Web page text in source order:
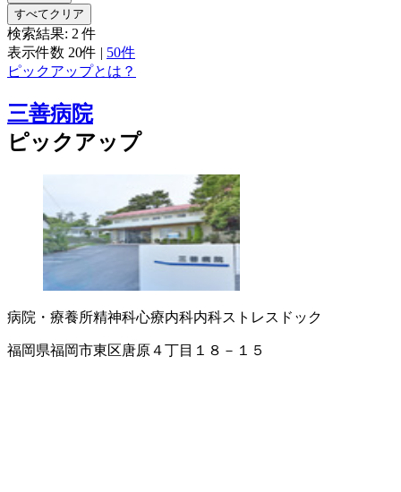
すべてクリア
検索結果: 2 件
表示件数 20件 | 50件
ピックアップとは？
三善病院
ピックアップ
病院・療養所精神科心療内科内科ストレスドック
福岡県福岡市東区唐原４丁目１８－１５